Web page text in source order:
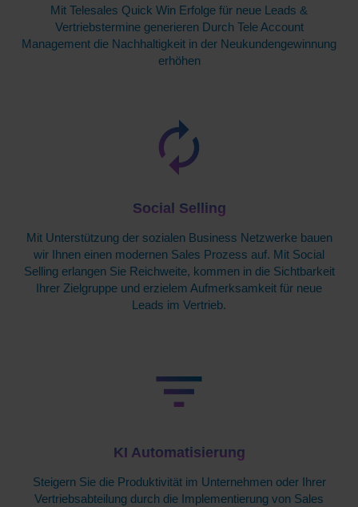
Mit Telesales Quick Win Erfolge für neue Leads &
Vertriebstermine generieren Durch Tele Account
Management die Nachhaltigkeit in der Neukundengewinnung
erhöhen
Social Selling
Mit Unterstützung der sozialen Business Netzwerke bauen
wir Ihnen einen modernen Sales Prozess auf. Mit Social
Selling erlangen Sie Reichweite, kommen in die Sichtbarkeit
Ihrer Zielgruppe und erzielem Aufmerksamkeit für neue
Leads im Vertrieb.
KI Automatisierung
Steigern Sie die Produktivität im Unternehmen oder Ihrer
Vertriebsabteilung durch die Implementierung von Sales